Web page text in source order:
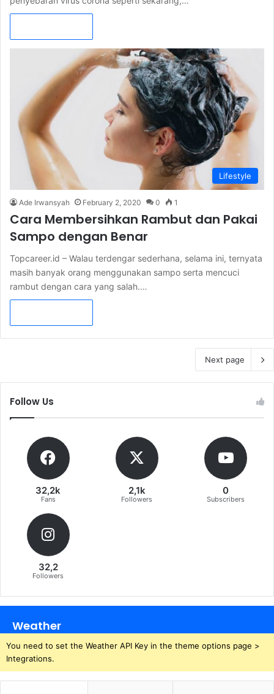
Lifestyle
Ade Irwansyah February 2, 2020 0 1
Cara Membersihkan Rambut dan Pakai
Sampo dengan Benar
Topcareer.id – Walau terdengar sederhana, selama ini, ternyata
masih banyak orang menggunakan sampo serta mencuci
rambut dengan cara yang salah.…
Next page
Follow Us
32,2k
Fans
2,1k
Followers
0
Subscribers
32,2
Followers
Weather
You need to set the Weather API Key in the theme options page >
Integrations.